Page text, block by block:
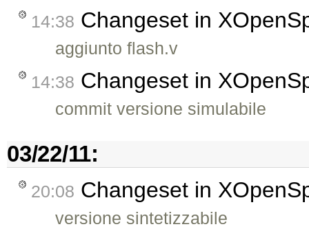
14:38 Changeset in
aggiunto flash.v
14:38 Changeset in
commit versione simulabile
03/22/11:
20:08 Changeset in
versione sintetizzabile